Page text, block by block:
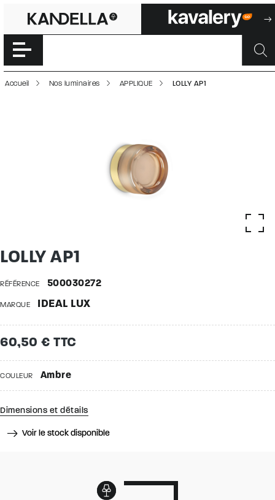
LOLLY AP1 |
Accéder directement au contenu de la page
Accueil Nos luminaires APPLIQUE LOLLY AP1
LOLLY AP1
RÉFÉRENCE 500030272
MARQUE IDEAL LUX
60,50 € TTC
COULEUR Ambre
Dimensions et détails
Voir le stock disponible